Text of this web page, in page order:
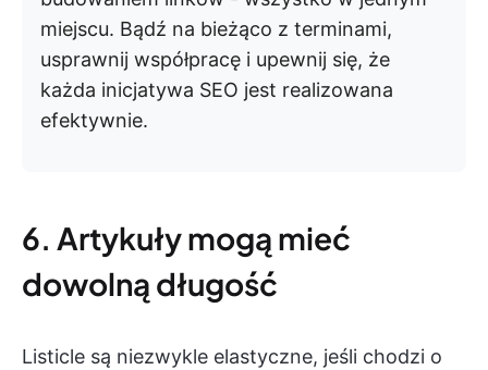
miejscu. Bądź na bieżąco z terminami,
usprawnij współpracę i upewnij się, że
każda inicjatywa SEO jest realizowana
efektywnie.
6. Artykuły mogą mieć
dowolną długość
Listicle są niezwykle elastyczne, jeśli chodzi o